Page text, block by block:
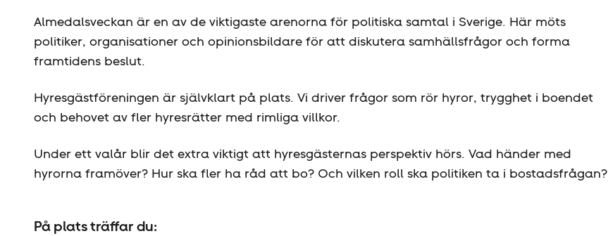
Almedalsveckan är en av de viktigaste arenorna för politiska samtal i Sverige. Här möts
politiker, organisationer och opinionsbildare för att diskutera samhällsfrågor och forma
framtidens beslut.
Hyresgäst­föreningen är självklart på plats. Vi driver frågor som rör hyror, trygghet i boendet
och behovet av fler hyresrätter med rimliga villkor.
Under ett valår blir det extra viktigt att hyresgästernas perspektiv hörs. Vad händer med
hyrorna framöver? Hur ska fler ha råd att bo? Och vilken roll ska politiken ta i bostadsfrågan?
På plats träffar du: